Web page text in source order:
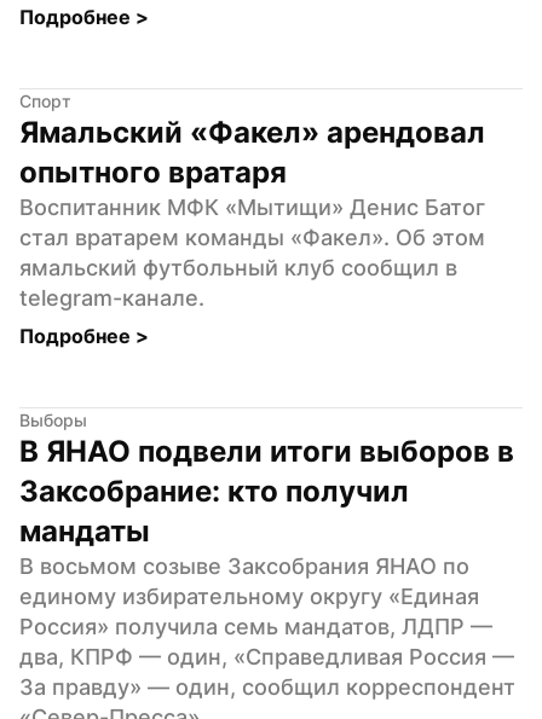
Подробнее >
Спорт
Ямальский «Факел» арендовал
опытного вратаря
Воспитанник МФК «Мытищи» Денис Батог
стал вратарем команды «Факел». Об этом
ямальский футбольный клуб сообщил в
telegram-канале.
Подробнее >
Выборы
В ЯНАО подвели итоги выборов в
Заксобрание: кто получил
мандаты
В восьмом созыве Заксобрания ЯНАО по
единому избирательному округу «Единая
Россия» получила семь мандатов, ЛДПР —
два, КПРФ — один, «Справедливая Россия —
За правду» — один, сообщил корреспондент